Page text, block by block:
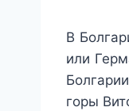
В
или
горы